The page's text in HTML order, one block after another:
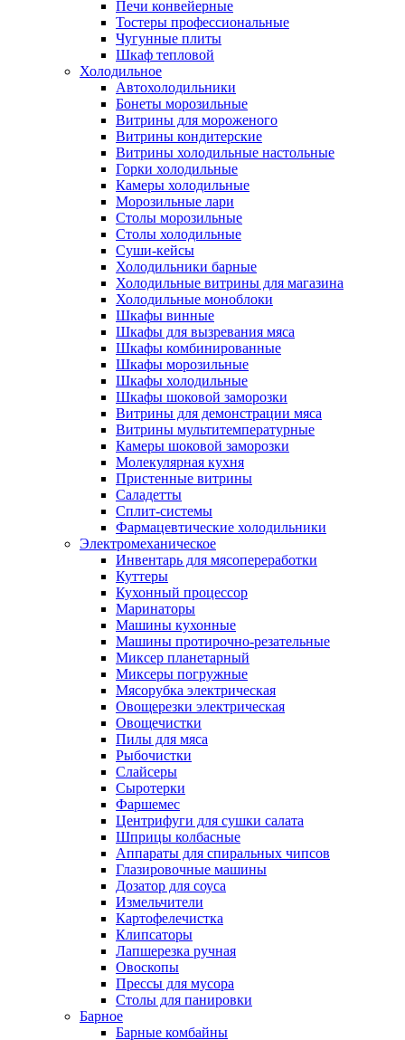
Печи конвейерные
Тостеры профессиональные
Чугунные плиты
Шкаф тепловой
Холодильное
Автохолодильники
Бонеты морозильные
Витрины для мороженого
Витрины кондитерские
Витрины холодильные настольные
Горки холодильные
Камеры холодильные
Морозильные лари
Столы морозильные
Столы холодильные
Суши-кейсы
Холодильники барные
Холодильные витрины для магазина
Холодильные моноблоки
Шкафы винные
Шкафы для вызревания мяса
Шкафы комбинированные
Шкафы морозильные
Шкафы холодильные
Шкафы шоковой заморозки
Витрины для демонстрации мяса
Витрины мультитемпературные
Камеры шоковой заморозки
Молекулярная кухня
Пристенные витрины
Саладетты
Сплит-системы
Фармацевтические холодильники
Электромеханическое
Инвентарь для мясопереработки
Куттеры
Кухонный процессор
Маринаторы
Машины кухонные
Машины протирочно-резательные
Миксер планетарный
Миксеры погружные
Мясорубка электрическая
Овощерезки электрическая
Овощечистки
Пилы для мяса
Рыбочистки
Слайсеры
Сыротерки
Фаршемес
Центрифуги для сушки салата
Шприцы колбасные
Аппараты для спиральных чипсов
Глазировочные машины
Дозатор для соуса
Измельчители
Картофелечистка
Клипсаторы
Лапшерезка ручная
Овоскопы
Прессы для мусора
Столы для панировки
Барное
Барные комбайны